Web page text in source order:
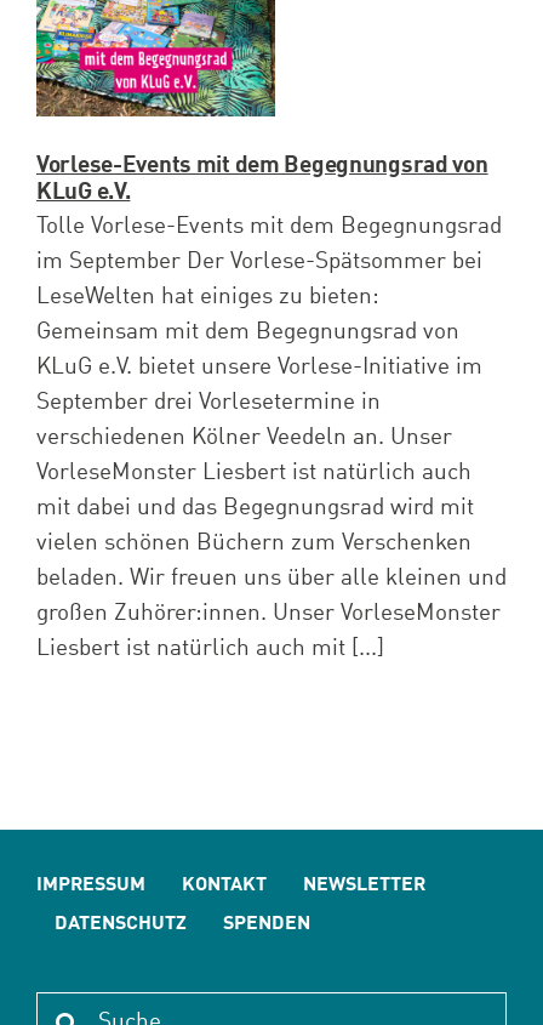
Projekte
Vorlese-Events mit dem Begegnungsrad von
KLuG e.V.
Tolle Vorlese-Events mit dem Begegnungsrad
im September Der Vorlese-Spätsommer bei
LeseWelten hat einiges zu bieten:
Gemeinsam mit dem Begegnungsrad von
KLuG e.V. bietet unsere Vorlese-Initiative im
September drei Vorlesetermine in
verschiedenen Kölner Veedeln an. Unser
VorleseMonster Liesbert ist natürlich auch
mit dabei und das Begegnungsrad wird mit
vielen schönen Büchern zum Verschenken
beladen. Wir freuen uns über alle kleinen und
großen Zuhörer:innen. Unser VorleseMonster
Liesbert ist natürlich auch mit [...]
IMPRESSUM KONTAKT
NEWSLETTER
DATENSCHUTZ
SPENDEN
Suche